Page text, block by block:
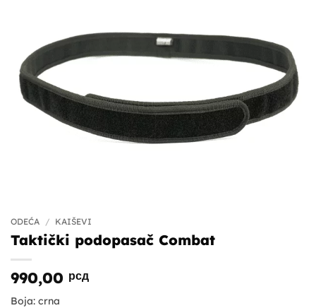
ODEĆA / KAIŠEVI
Taktički podopasač Combat
990,00 рсд
Boja: crna